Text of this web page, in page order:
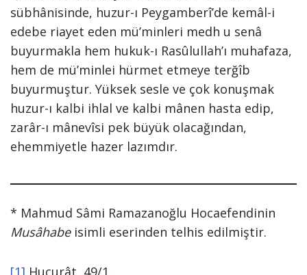
sübhânisinde, huzur-ı Peygamberî’de kemâl-i
edebe riayet eden mü’minleri medh u senâ
buyurmakla hem hukuk-ı Rasûlullah’ı muhafaza,
hem de mü’minlei hürmet etmeye terğîb
buyurmuştur. Yüksek sesle ve çok konuşmak
huzur-ı kalbi ihlal ve kalbi mânen hasta edip,
zarâr-ı mânevîsi pek büyük olacağından,
ehemmiyetle hazer lazımdır.
* Mahmud Sâmi Ramazanoğlu Hocaefendinin
Musâhabeisimli eserinden telhis edilmiştir.
[1] Hucurât, 49/1.